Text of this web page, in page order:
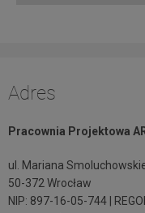
Adres
Pracownia Projektowa
ul. Mariana
50-372 Wrocław
NIP: 897-16-05-744 |